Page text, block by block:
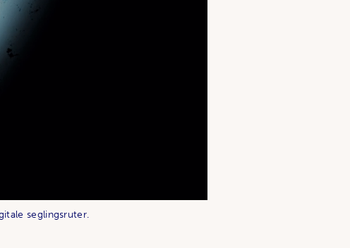
seglingsruter.